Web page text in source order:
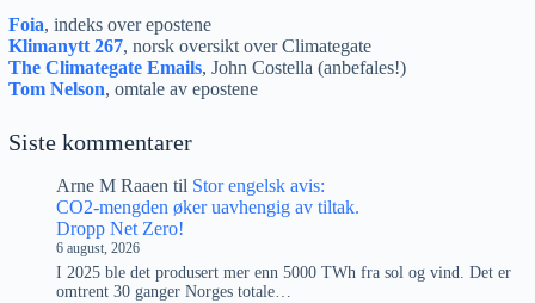
Foia, indeks over epostene
Klimanytt 267, norsk oversikt over Climategate
The Climategate Emails, John Costella (anbefales!)
Tom Nelson, omtale av epostene
Siste kommentarer
Arne M Raaen til Stor engelsk avis:
CO2-mengden øker uavhengig av tiltak.
Dropp Net Zero!
6 august, 2026
I 2025 ble det produsert mer enn 5000 TWh fra sol og vind. Det er
omtrent 30 ganger Norges totale…